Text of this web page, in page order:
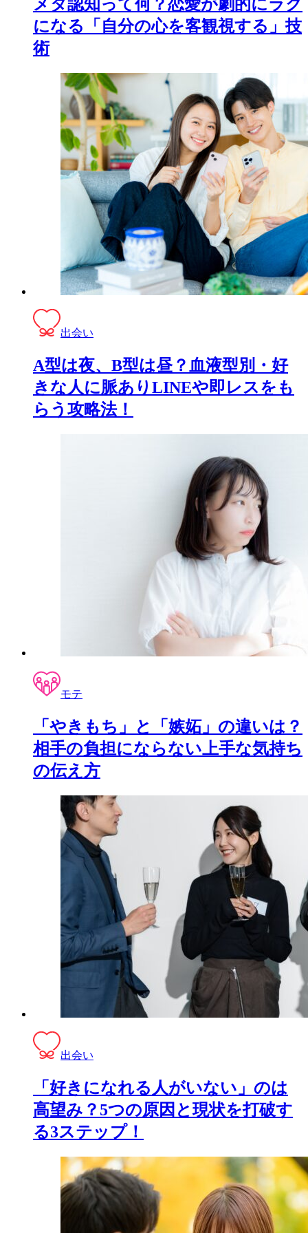
メタ認知って何？恋愛が劇的にラク
になる「自分の心を客観視する」技
術
出会い
A型は夜、B型は昼？血液型別・好
きな人に脈ありLINEや即レスをも
らう攻略法！
モテ
「やきもち」と「嫉妬」の違いは？
相手の負担にならない上手な気持ち
の伝え方
出会い
「好きになれる人がいない」のは
高望み？5つの原因と現状を打破す
る3ステップ！